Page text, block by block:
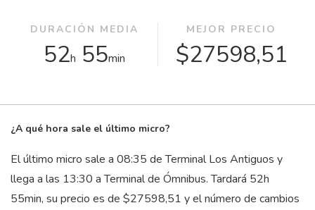
DURACIÓN MEDIA
52h 55min
MEJOR PRECIO
$27598,51
¿A qué hora sale el último micro?
El último micro sale a 08:35 de Terminal Los Antiguos y
llega a las 13:30 a Terminal de Ómnibus. Tardará 52h
55min, su precio es de $27598,51 y el número de cambios